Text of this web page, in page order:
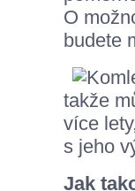
O
budete
takže
více
s jeho
Jak